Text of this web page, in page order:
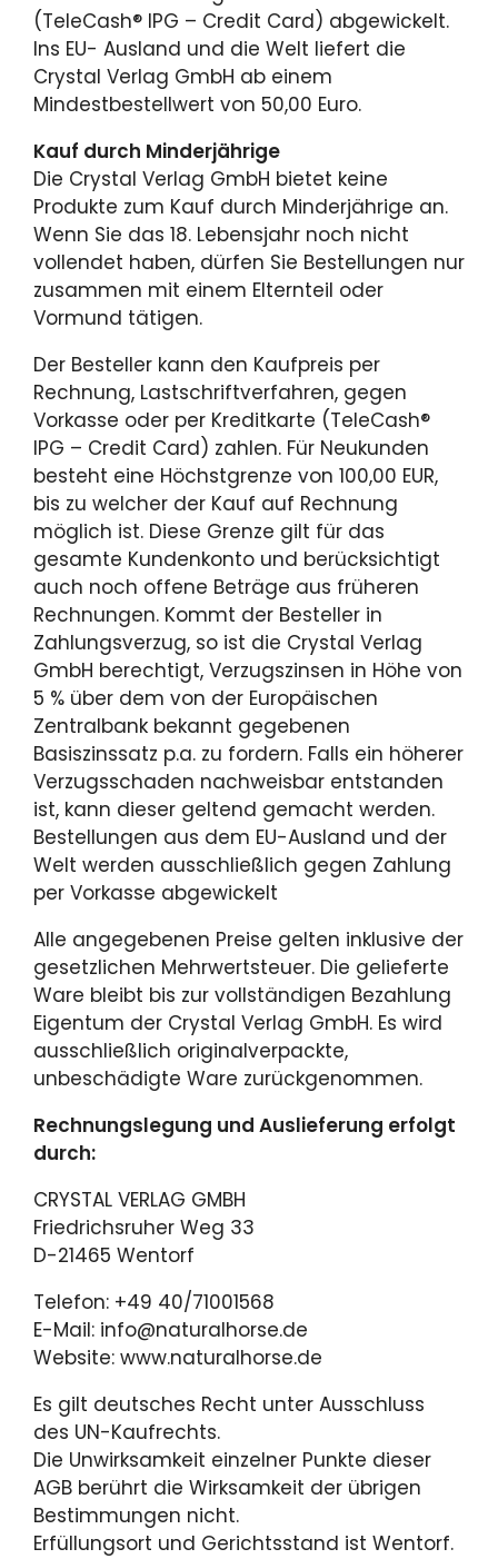
(TeleCash® IPG – Credit Card) abgewickelt.
Ins EU- Ausland und die Welt liefert die
Crystal Verlag GmbH ab einem
Mindestbestellwert von 50,00 Euro.
Kauf durch Minderjährige
Die Crystal Verlag GmbH bietet keine
Produkte zum Kauf durch Minderjährige an.
Wenn Sie das 18. Lebensjahr noch nicht
vollendet haben, dürfen Sie Bestellungen nur
zusammen mit einem Elternteil oder
Vormund tätigen.
Der Besteller kann den Kaufpreis per
Rechnung, Lastschriftverfahren, gegen
Vorkasse oder per Kreditkarte (TeleCash®
IPG – Credit Card) zahlen. Für Neukunden
besteht eine Höchstgrenze von 100,00 EUR,
bis zu welcher der Kauf auf Rechnung
möglich ist. Diese Grenze gilt für das
gesamte Kundenkonto und berücksichtigt
auch noch offene Beträge aus früheren
Rechnungen. Kommt der Besteller in
Zahlungsverzug, so ist die Crystal Verlag
GmbH berechtigt, Verzugszinsen in Höhe von
5 % über dem von der Europäischen
Zentralbank bekannt gegebenen
Basiszinssatz p.a. zu fordern. Falls ein höherer
Verzugsschaden nachweisbar entstanden
ist, kann dieser geltend gemacht werden.
Bestellungen aus dem EU-Ausland und der
Welt werden ausschließlich gegen Zahlung
per Vorkasse abgewickelt
Alle angegebenen Preise gelten inklusive der
gesetzlichen Mehrwertsteuer. Die gelieferte
Ware bleibt bis zur vollständigen Bezahlung
Eigentum der Crystal Verlag GmbH. Es wird
ausschließlich originalverpackte,
unbeschädigte Ware zurückgenommen.
Rechnungslegung und Auslieferung erfolgt
durch:
CRYSTAL VERLAG GMBH
Friedrichsruher Weg 33
D-21465 Wentorf
Telefon: +49 40/71001568
E-Mail: info@naturalhorse.de
Website: www.naturalhorse.de
Es gilt deutsches Recht unter Ausschluss
des UN-Kaufrechts.
Die Unwirksamkeit einzelner Punkte dieser
AGB berührt die Wirksamkeit der übrigen
Bestimmungen nicht.
Erfüllungsort und Gerichtsstand ist Wentorf.